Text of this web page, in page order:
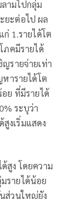
ามไปกลุ่ม
ยะต่อไป ผล
1.รายได้โต
ภคมีรายได้
รายจ่ายเท่า
ารายได้โต
อย ที่มีรายได้
ระบุว่า
งเริ่มแสดง
สูง โดยความ
รายได้น้อย
ส่วนใหญ่ยัง